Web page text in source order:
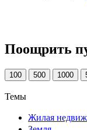
Поощрить
100 500 1000
Темы
Жилая